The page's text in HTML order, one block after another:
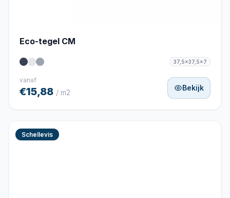
Eco-tegel CM
37,5x37,5x7
vanaf
€15,88 / m2
Bekijk
Schellevis